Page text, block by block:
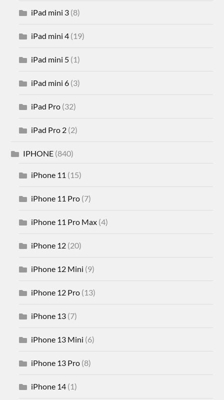
iPad mini 3 (8)
iPad mini 4 (19)
iPad mini 5 (1)
iPad mini 6 (3)
iPad Pro (32)
iPad Pro 2 (2)
IPHONE (840)
iPhone 11 (15)
iPhone 11 Pro (7)
iPhone 11 Pro Max (4)
iPhone 12 (20)
iPhone 12 Mini (9)
iPhone 12 Pro (13)
iPhone 13 (7)
iPhone 13 Mini (6)
iPhone 13 Pro (8)
iPhone 14 (1)